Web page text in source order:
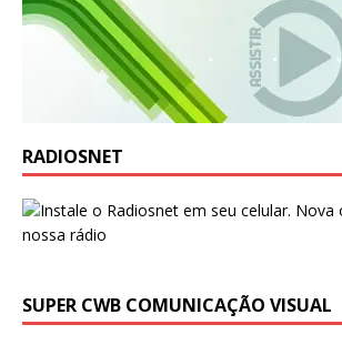
RADIOSNET
SUPER CWB COMUNICAÇÃO VISUAL